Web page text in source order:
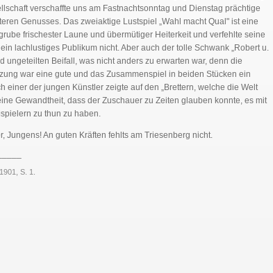
verschaffte uns am Fastnachtsonntag und Dienstag prächtige
Genusses. Das zweiaktige Lustspiel „Wahl macht Qual" ist eine
frischester Laune und übermütiger Heiterkeit und verfehlte seine
lachlustiges Publikum nicht. Aber auch der tolle Schwank „Robert u.
ungeteilten Beifall, was nicht anders zu erwarten war, denn die
war eine gute und das Zusammenspiel in beiden Stücken ein
einer der jungen Künstler zeigte auf den „Brettern, welche die Welt
Gewandtheit, dass der Zuschauer zu Zeiten glauben konnte, es mit
zu thun zu haben.
Jungens! An guten Kräften fehlts am Triesenberg nicht.
S. 1.